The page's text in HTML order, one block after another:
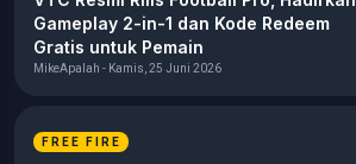
Gameplay 2-in-1 dan Kode Redeem
Gratis untuk Pemain
MikeApalah - Kamis, 25 Juni 2026
FREE FIRE